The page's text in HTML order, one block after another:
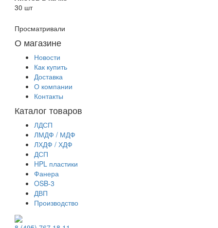
30 шт
Просматривали
О магазине
Новости
Как купить
Доставка
О компании
Контакты
Каталог товаров
ЛДСП
ЛМДФ / МДФ
ЛХДФ / ХДФ
ДСП
HPL пластики
Фанера
OSB-3
ДВП
Производство